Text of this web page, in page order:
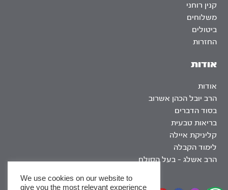
אודות
אודות
הרב יובל הכהן אשרוב
בסוד הדברים
בריאות טבעית
קליניקת איילה
לימוד הקבלה
הרב אשלג – בעל הסולם
קנין רוחני
משלוחים
ביטולים
החזרות
We use cookies on our website to
give you the most relevant experience